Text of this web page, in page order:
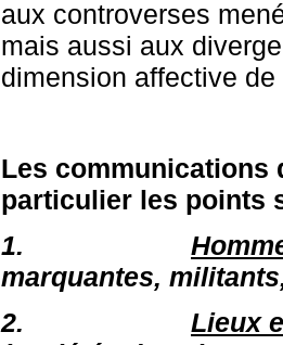
aux controverses
mais aussi aux
dimension affective
Les communications
particulier les points
1.
marquantes,
2.
Lieux